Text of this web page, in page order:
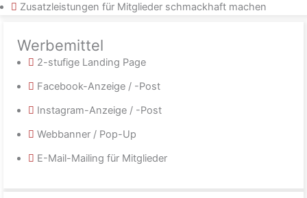
Zusatzleistungen für Mitglieder schmackhaft machen
Werbemittel
2-stufige Landing Page
Facebook-Anzeige / -Post
Instagram-Anzeige / -Post
Webbanner / Pop-Up
E-Mail-Mailing für Mitglieder